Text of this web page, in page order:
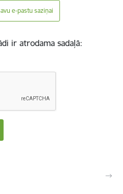
e-pastu saziņai
ir atrodama sadaļā: